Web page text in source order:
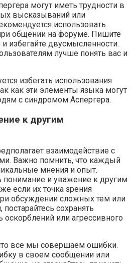
могут иметь трудности в
высказываний или
использовать
общении на форуме. Пишите
избегайте двусмысленности.
лучше понять вас и
избегать использования
как эти элементы языка могут
с синдромом Аспергера.
к другим
взаимодействие с
Важно помнить, что каждый
мнения и опыт.
понимание и уважение к другим
если их точка зрения
обсуждении сложных тем или
сохранять
оскорблений или агрессивного
все мы совершаем ошибки.
в своем сообщении или